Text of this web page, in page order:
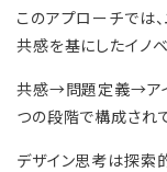
このアプローチでは
共感を基にしたイノ
共感→問題定義→ア
つの段階で構成され
デザイン思考は探索